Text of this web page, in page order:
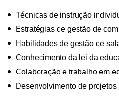
Técnicas de instrução
Estratégias de gestão de
Habilidades de gestão de
Conhecimento da lei da
Colaboração e trabalho em
Desenvolvimento de